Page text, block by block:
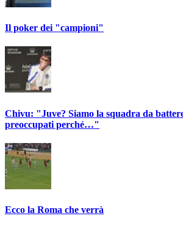
Il poker dei "campioni"
Chivu: "Juve? Siamo la squadra da
preoccupati perché…"
Ecco la Roma che verrà